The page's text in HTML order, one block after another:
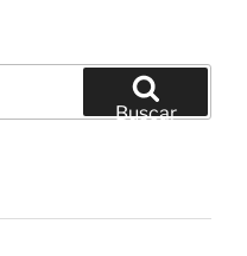
Buscar